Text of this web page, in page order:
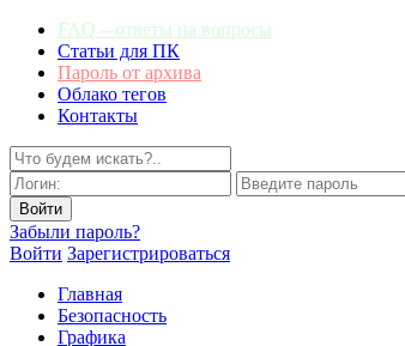
FAQ – ответы на вопросы
Статьи для ПК
Пароль от архива
Облако тегов
Контакты
Забыли пароль?
Войти Зарегистрироваться
Главная
Безопасность
Графика